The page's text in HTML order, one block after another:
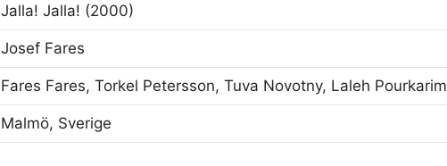
Jalla! Jalla! (2000)
Josef Fares
Fares Fares, Torkel Petersson, Tuva Novotny, Laleh Pourkarim
Malmö, Sverige